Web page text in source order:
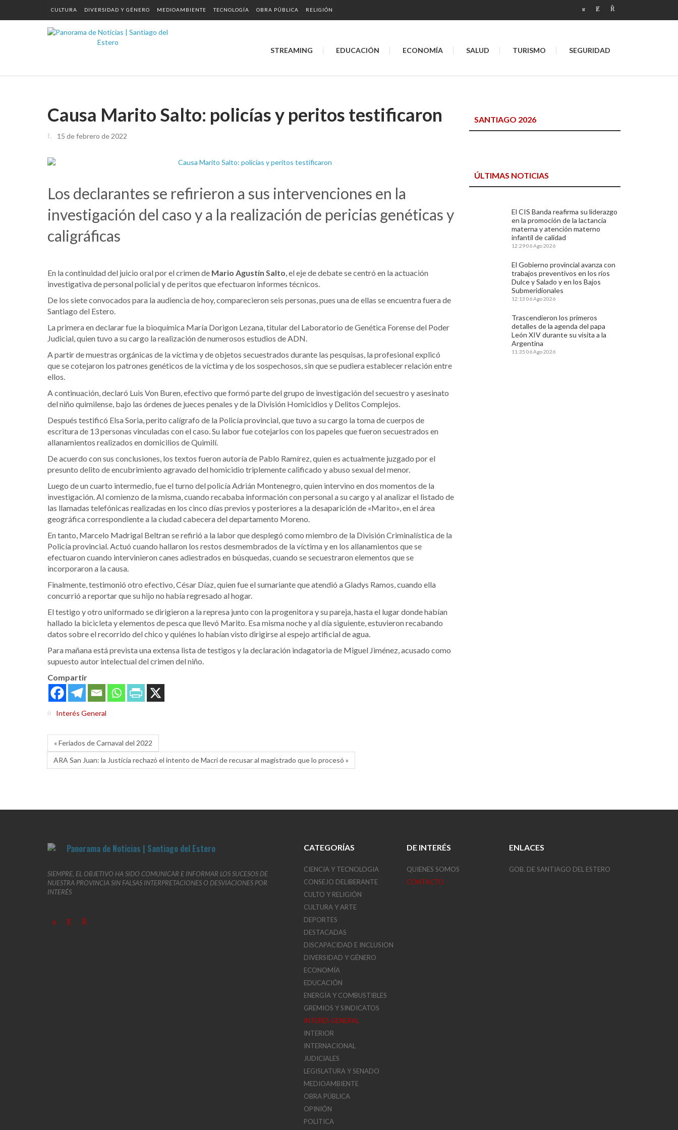
CULTURA DIVERSIDAD Y GÉNERO MEDIOAMBIENTE TECNOLOGÍA OBRA PÚBLICA RELIGIÓN
STREAMING EDUCACIÓN ECONOMÍA SALUD TURISMO SEGURIDAD
Causa Marito Salto: policías y peritos testificaron
15 de febrero de 2022
Los declarantes se refirieron a sus intervenciones en la
investigación del caso y a la realización de pericias genéticas y
caligráficas
En la continuidad del juicio oral por el crimen de Mario Agustín Salto, el eje de debate se centró en la actuación
investigativa de personal policial y de peritos que efectuaron informes técnicos.
De los siete convocados para la audiencia de hoy, comparecieron seis personas, pues una de ellas se encuentra fuera de
Santiago del Estero.
La primera en declarar fue la bioquímica María Dorigon Lezana, titular del Laboratorio de Genética Forense del Poder
Judicial, quien tuvo a su cargo la realización de numerosos estudios de ADN.
A partir de muestras orgánicas de la víctima y de objetos secuestrados durante las pesquisas, la profesional explicó
que se cotejaron los patrones genéticos de la víctima y de los sospechosos, sin que se pudiera establecer relación entre
ellos.
A continuación, declaró Luis Von Buren, efectivo que formó parte del grupo de investigación del secuestro y asesinato
del niño quimilense, bajo las órdenes de jueces penales y de la División Homicidios y Delitos Complejos.
Después testificó Elsa Soria, perito calígrafo de la Policía provincial, que tuvo a su cargo la toma de cuerpos de
escritura de 13 personas vinculadas con el caso. Su labor fue cotejarlos con los papeles que fueron secuestrados en
allanamientos realizados en domicilios de Quimilí.
De acuerdo con sus conclusiones, los textos fueron autoría de Pablo Ramírez, quien es actualmente juzgado por el
presunto delito de encubrimiento agravado del homicidio triplemente calificado y abuso sexual del menor.
Luego de un cuarto intermedio, fue el turno del policía Adrián Montenegro, quien intervino en dos momentos de la
investigación. Al comienzo de la misma, cuando recababa información con personal a su cargo y al analizar el listado de
las llamadas telefónicas realizadas en los cinco días previos y posteriores a la desaparición de «Marito», en el área
geográfica correspondiente a la ciudad cabecera del departamento Moreno.
En tanto, Marcelo Madrigal Beltran se refirió a la labor que desplegó como miembro de la División Criminalística de la
Policía provincial. Actuó cuando hallaron los restos desmembrados de la víctima y en los allanamientos que se
efectuaron cuando intervinieron canes adiestrados en búsquedas, cuando se secuestraron elementos que se
incorporaron a la causa.
Finalmente, testimonió otro efectivo, César Díaz, quien fue el sumariante que atendió a Gladys Ramos, cuando ella
concurrió a reportar que su hijo no había regresado al hogar.
El testigo y otro uniformado se dirigieron a la represa junto con la progenitora y su pareja, hasta el lugar donde habían
hallado la bicicleta y elementos de pesca que llevó Marito. Esa misma noche y al día siguiente, estuvieron recabando
datos sobre el recorrido del chico y quiénes lo habían visto dirigirse al espejo artificial de agua.
Para mañana está prevista una extensa lista de testigos y la declaración indagatoria de Miguel Jiménez, acusado como
supuesto autor intelectual del crimen del niño.
Compartir
Interés General
« Feriados de Carnaval del 2022
ARA San Juan: la Justicia rechazó el intento de Macri de recusar al magistrado que lo procesó »
SANTIAGO 2026
ÚLTIMAS NOTICIAS
El CIS Banda reafirma su liderazgo
en la promoción de la lactancia
materna y atención materno
infantil de calidad
12:2906 Ago 2026
El Gobierno provincial avanza con
trabajos preventivos en los ríos
Dulce y Salado y en los Bajos
Submeridionales
12:13 06 Ago 2026
Trascendieron los primeros
detalles de la agenda del papa
León XIV durante su visita a la
Argentina
11:35 06 Ago 2026
SIEMPRE, EL OBJETIVO HA SIDO COMUNICAR E INFORMAR LOS SUCESOS DE
NUESTRA PROVINCIA SIN FALSAS INTERPRETACIONES O DESVIACIONES POR
INTERÉS
CATEGORÍAS
CIENCIA Y TECNOLOGIA
CONSEJO DELIBERANTE
CULTO Y RELIGIÓN
CULTURA Y ARTE
DEPORTES
DESTACADAS
DISCAPACIDAD E INCLUSION
DIVERSIDAD Y GÉNERO
ECONOMÍA
EDUCACIÓN
ENERGÍA Y COMBUSTIBLES
GREMIOS Y SINDICATOS
INTERÉS GENERAL
INTERIOR
INTERNACIONAL
JUDICIALES
LEGISLATURA Y SENADO
MEDIOAMBIENTE
OBRA PÚBLICA
OPINIÓN
POLITICA
DE INTERÉS
QUIENES SOMOS
CONTACTO
ENLACES
GOB. DE SANTIAGO DEL ESTERO